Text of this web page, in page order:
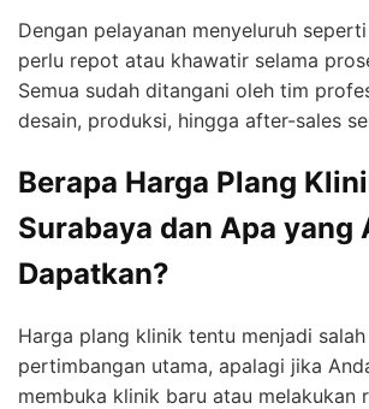
Dengan pelayanan menyeluruh
perlu repot atau khawatir selama
Semua sudah ditangani oleh tim
desain, produksi, hingga after-sales
Berapa Harga Plang
Surabaya dan Apa yang
Dapatkan?
Harga plang klinik tentu menjadi
pertimbangan utama, apalagi jika
membuka klinik baru atau melakukan